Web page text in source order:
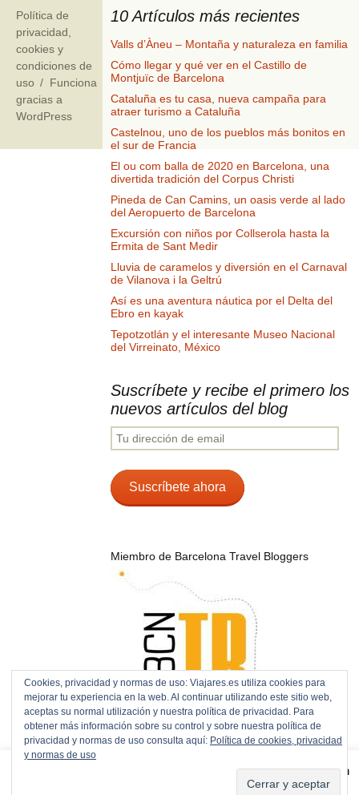
10 Artículos más recientes
Valls d’Àneu – Montaña y naturaleza en familia
Cómo llegar y qué ver en el Castillo de
Montjuïc de Barcelona
Cataluña es tu casa, nueva campaña para
atraer turismo a Cataluña
Castelnou, uno de los pueblos más bonitos en
el sur de Francia
El ou com balla de 2020 en Barcelona, una
divertida tradición del Corpus Christi
Pineda de Can Camins, un oasis verde al lado
del Aeropuerto de Barcelona
Excursión con niños por Collserola hasta la
Ermita de Sant Medir
Lluvia de caramelos y diversión en el Carnaval
de Vilanova i la Geltrú
Así es una aventura náutica por el Delta del
Ebro en kayak
Tepotzotlán y el interesante Museo Nacional
del Virreinato, México
Suscríbete y recibe el primero los
nuevos artículos del blog
Tu
dirección
email
Suscríbete ahora
Miembro de Barcelona Travel Bloggers
Confío plenamente en los servicios de la
Política de
privacidad,
cookies y
condiciones de
uso
Funciona
gracias a
WordPress
Este sitio usa cookies para mejorar la experiencia de navegación
Cookies, privacidad y normas de uso: Viajares.es utiliza cookies para
mejorar tu experiencia en la web. Al continuar utilizando este sitio web,
aceptas su normal utilización y nuestra política de privacidad. Para
obtener más información sobre su control y sobre nuestra política de
privacidad y normas de uso consulta aquí: Política de cookies, privacidad
y normas de uso